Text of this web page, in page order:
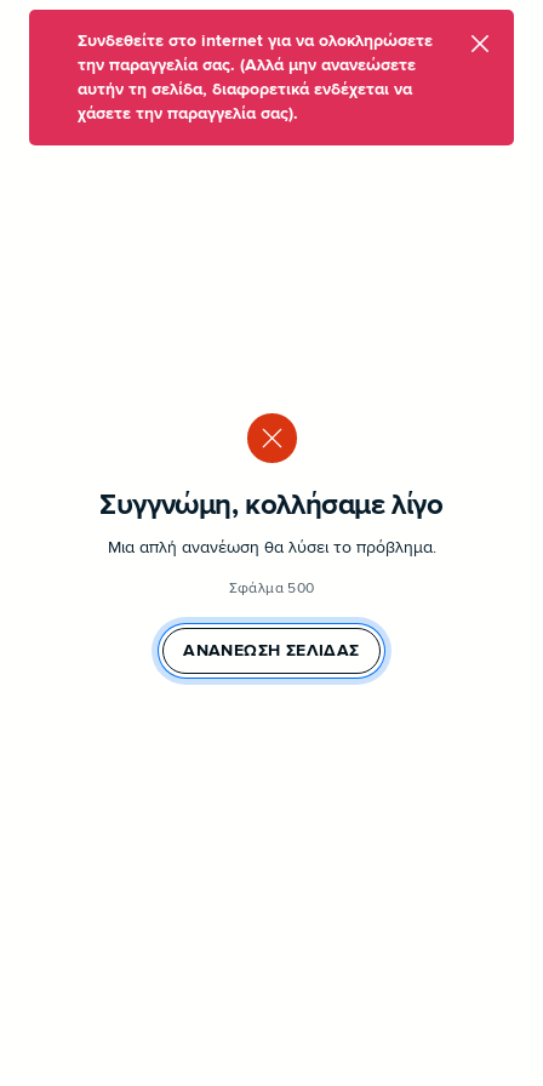
Συνδεθείτε στο internet για να ολοκληρώσετε
την παραγγελία σας. (Αλλά μην ανανεώσετε
αυτήν τη σελίδα, διαφορετικά ενδέχεται να
χάσετε την παραγγελία σας).
Συγγνώμη, κολλήσαμε λίγο
Μια απλή ανανέωση θα λύσει το πρόβλημα.
Σφάλμα 500
ΑΝΑΝΈΩΣΗ ΣΕΛΊΔΑΣ